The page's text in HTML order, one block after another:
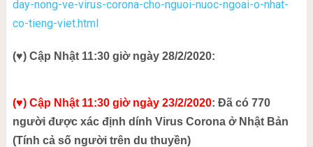
day-nong-ve-virus-corona-cho-nguoi-nuoc-ngoai-o-nhat-
co-tieng-viet.html
(♥) Cập Nhật 11:30 giờ ngày 28/2/2020:
(♥) Cập Nhật 11:30 giờ ngày 23/2/2020: Đã có 770
người được xác định dính Virus Corona ở Nhật Bản
(Tính cả số người trên du thuyền)